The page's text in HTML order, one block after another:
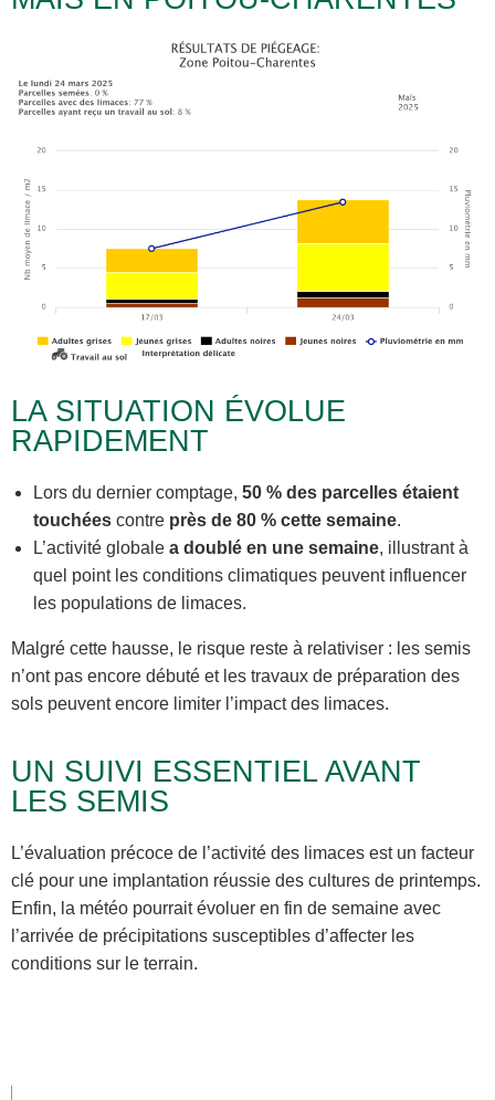
LA SITUATION ÉVOLUE
RAPIDEMENT
Lors du dernier comptage, 50 % des parcelles étaient
touchées contre près de 80 % cette semaine.
L’activité globale a doublé en une semaine, illustrant à
quel point les conditions climatiques peuvent influencer
les populations de limaces.
Malgré cette hausse, le risque reste à relativiser : les semis
n’ont pas encore débuté et les travaux de préparation des
sols peuvent encore limiter l’impact des limaces.
UN SUIVI ESSENTIEL AVANT
LES SEMIS
L’évaluation précoce de l’activité des limaces est un facteur
clé pour une implantation réussie des cultures de printemps.
Enfin, la météo pourrait évoluer en fin de semaine avec
l’arrivée de précipitations susceptibles d’affecter les
conditions sur le terrain.